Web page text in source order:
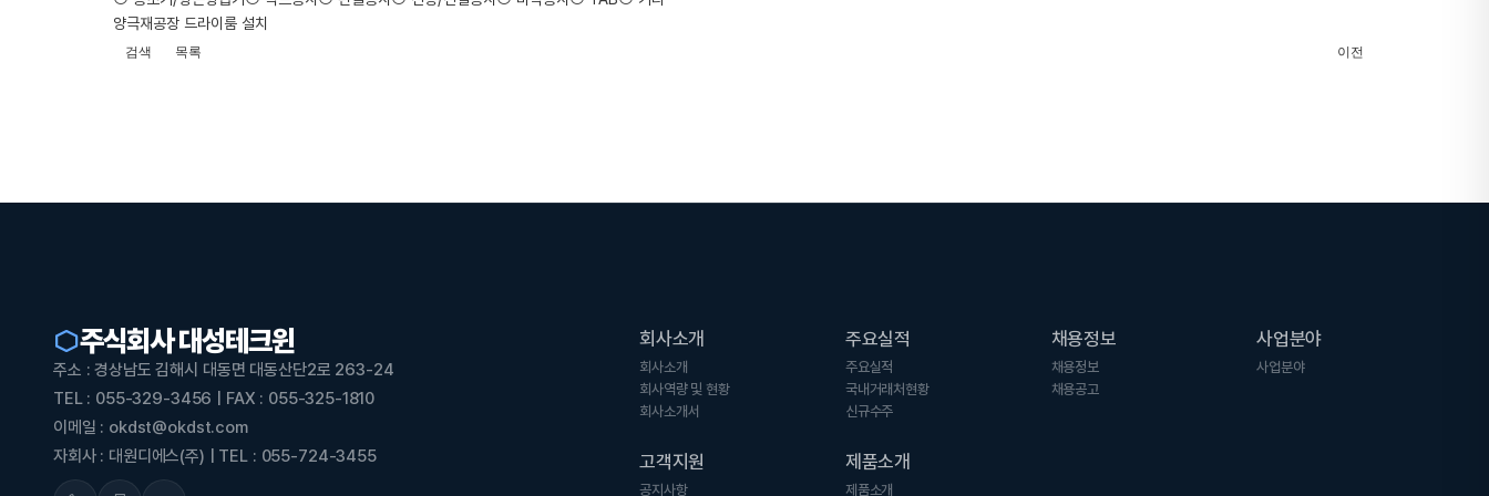
양극재공장 드라이룸 설치
검색 목록 이전
주식회사 대성테크윈
주소 : 경상남도 김해시 대동면 대동산단2로 263-24
TEL : 055-329-3456 | FAX : 055-325-1810
이메일 : okdst@okdst.com
자회사 : 대원디에스(주) | TEL : 055-724-3455
회사소개
회사소개
회사역량 및 현황
회사소개서
주요실적
주요실적
국내거래처현황
신규수주
채용정보
채용정보
채용공고
사업분야
사업분야
고객지원
공지사항
제품소개
제품소개